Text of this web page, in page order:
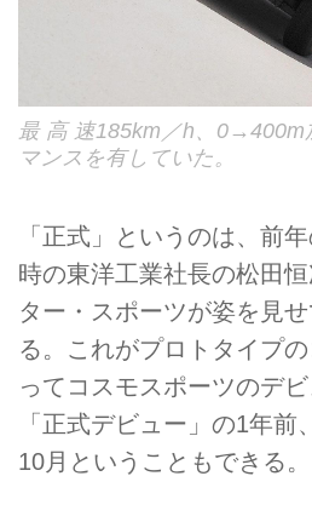
最 高 速185km／h、0→400m
マンスを有していた。
「正式」というのは、前
時の東洋工業社長の松田
ター・スポーツが姿を見
る。これがプロトタイプ
ってコスモスポーツのデ
「正式デビュー」の1年前
10月ということもできる。